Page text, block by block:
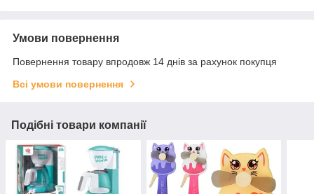
Умови повернення
Повернення товару впродовж 14 днів за рахунок покупця
Всі умови повернення
Подібні товари компанії